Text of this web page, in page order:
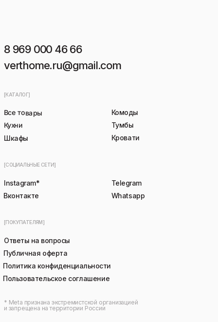
[ПОКУПАТЕЛЯМ]
Публичная оферта
Пользовательское соглашение
Политика конфиденциальности
Ответы на вопросы
[СОЦИАЛЬНЫЕ СЕТИ]
Кровати
[КАТАЛОГ]
Тумбы
Комоды
Шкафы
Все товары
Кухни
* Meta признана экстремистской организацией
и запрещена на территории России
Whatsapp
Telegram
Вконтакте
Instagram*
8 969 000 46 66
verthome.ru@gmail.com